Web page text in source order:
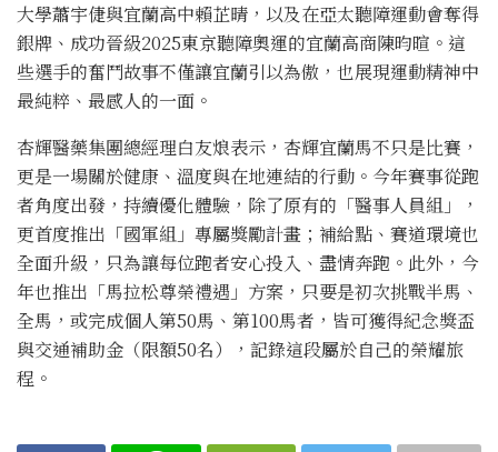
大學蕭宇倢與宜蘭高中賴芷晴，以及在亞太聽障運動會奪得
銀牌、成功晉級2025東京聽障奧運的宜蘭高商陳昀暄。這
些選手的奮鬥故事不僅讓宜蘭引以為傲，也展現運動精神中
最純粹、最感人的一面。
杏輝醫藥集團總經理白友烺表示，杏輝宜蘭馬不只是比賽，
更是一場關於健康、溫度與在地連結的行動。今年賽事從跑
者角度出發，持續優化體驗，除了原有的「醫事人員組」，
更首度推出「國軍組」專屬獎勵計畫；補給點、賽道環境也
全面升級，只為讓每位跑者安心投入、盡情奔跑。此外，今
年也推出「馬拉松尊榮禮遇」方案，只要是初次挑戰半馬、
全馬，或完成個人第50馬、第100馬者，皆可獲得紀念獎盃
與交通補助金（限額50名），記錄這段屬於自己的榮耀旅
程。